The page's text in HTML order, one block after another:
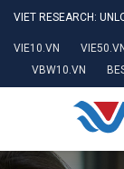
VIET RESEARCH:
VIE10.VN VIE50.VN
VBW10.VN